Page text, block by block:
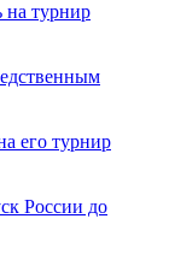
на турнир
его турнир
России до